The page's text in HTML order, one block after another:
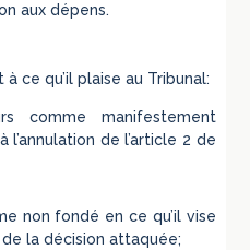
aux dépens.
ce qu’il plaise au Tribunal:
manifestement
l’annulation de l’article 2 de
non fondé en ce qu’il vise
de la décision attaquée;